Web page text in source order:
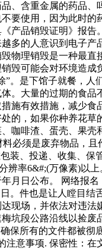
、含重金属的药品
要使用，因为此时
产品销毁证明》报
多的人意识到电子
物理销毁是一种最
毁可能会对环境造
。是下馆子就餐，
。大量的过期的食
施有效措施，减少
的，如果你种养花
咖啡渣、蛋壳、果
必须是废弃物品，
装、投递、收集、
率6&#;(万像素)以
月日公布。 网络报
。件也是让人瞠目
现场，并依法对违
段公路沿线以捡废
保所有的文件都被
意事项. 保密性：